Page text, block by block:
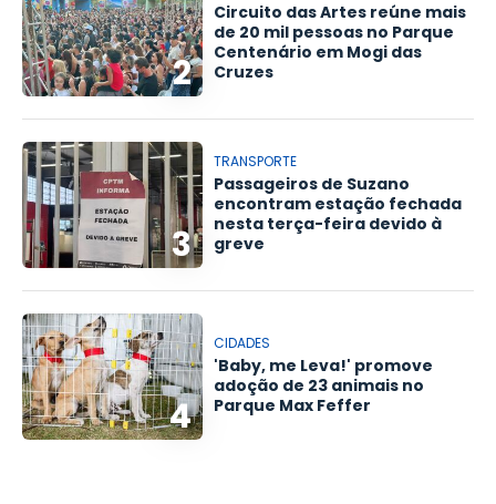
2
Circuito das Artes reúne mais
de 20 mil pessoas no Parque
Centenário em Mogi das
Cruzes
3
TRANSPORTE
Passageiros de Suzano
encontram estação fechada
nesta terça-feira devido à
greve
4
CIDADES
'Baby, me Leva!' promove
adoção de 23 animais no
Parque Max Feffer